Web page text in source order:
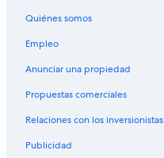
Quiénes somos
Empleo
Anunciar una propiedad
Propuestas comerciales
Relaciones con los inversionistas
Publicidad